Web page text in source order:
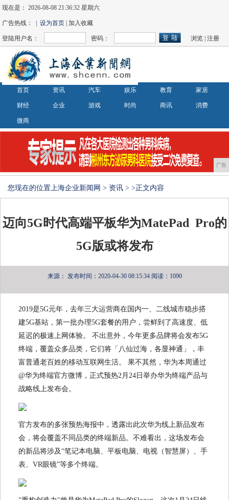
现在是：2026-08-08 21:36:32 星期六
广告热线： |设为首页 | 加入收藏
登陆用户名： 密码： 浏览 |注册
首页 资讯 汽车 娱乐 教育 家居
财经 企业 游戏 时尚 商讯 消费
微商
广告
您现在的位置上海企业新闻网 > 资讯 > >正文内容
迈向5G时代高端平板华为MatePad Pro的
5G版或将发布
来源： 发布时间：2020-04-30 08:15:34 阅读：1090
2019是5G元年，去年三大运营商在国内一、二线城市稳步搭
建5G基站，第一批办理5G套餐的用户，尝鲜到了高速度、低
延迟的极速上网体验。 不出意外，今年更多品牌将会发布5G
终端，覆盖众多品类，它们将「八仙过海，各显神通」，丰
富普通老百姓的移动互联网生活。 果不其然，华为本周通过
@华为终端官方微博，正式预热2月24日举办华为终端产品与
战略线上发布会。
官方发布的多张预热海报中，透露出此次华为线上新品发布
会，将会覆盖不同品类的终端新品。不难看出，这场发布会
的新品将涉及“笔记本电脑、平板电脑、电视（智慧屏）、手
表、VR眼镜”等多个终端。